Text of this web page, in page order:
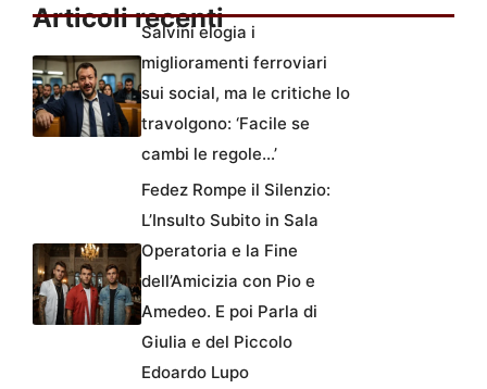
Articoli recenti
Salvini elogia i
miglioramenti ferroviari
sui social, ma le critiche lo
travolgono: ‘Facile se
cambi le regole…’
Fedez Rompe il Silenzio:
L’Insulto Subito in Sala
Operatoria e la Fine
dell’Amicizia con Pio e
Amedeo. E poi Parla di
Giulia e del Piccolo
Edoardo Lupo